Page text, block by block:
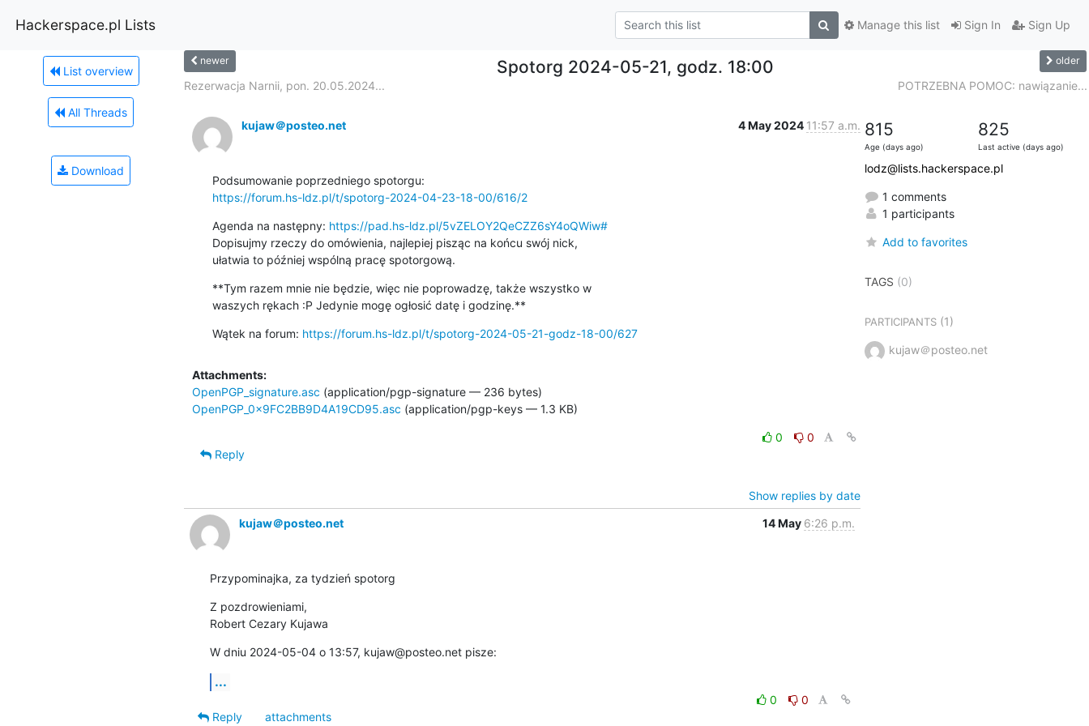
Hackerspace.pl Lists Sign In Sign Up
Manage this list
List overview
All Threads
Download
newer Spotorg 2024-05-21, godz. 18:00 older
Rezerwacja Narnii, pon. 20.05.2024... POTRZEBNA POMOC: nawiązanie...
kujaw＠posteo.net 4 May 2024 11:57 a.m.
https://forum.hs-ldz.pl/t/spotorg-2024-04-23-18-00/616/2
Agenda na następny: https://pad.hs-ldz.pl/5vZELOY2QeCZZ6sY4oQWiw#
Dopisujmy rzeczy do omówienia, najlepiej pisząc na końcu swój nick,
ułatwia to później wspólną pracę spotorgową.
**Tym razem mnie nie będzie, więc nie poprowadzę, także wszystko w
waszych rękach :P Jedynie mogę ogłosić datę i godzinę.**
Wątek na forum: https://forum.hs-ldz.pl/t/spotorg-2024-05-21-godz-18-00/627
Attachments:
OpenPGP_signature.asc (application/pgp-signature — 236 bytes)
OpenPGP_0x9FC2BB9D4A19CD95.asc (application/pgp-keys — 1.3 KB)
0
0
Reply
Show replies by date
kujaw＠posteo.net
14 May 6:26 p.m.
Przypominajka, za tydzień spotorg
Z pozdrowieniami,
Robert Cezary Kujawa
W dniu 2024-05-04 o 13:57, kujaw@posteo.net pisze:
...
0
0
Reply
attachments
815
Age (days ago)
825
Last active (days ago)
lodz@lists.hackerspace.pl
1 comments
1 participants
Add to favorites
TAGS (0)
PARTICIPANTS(1)
kujaw＠posteo.net